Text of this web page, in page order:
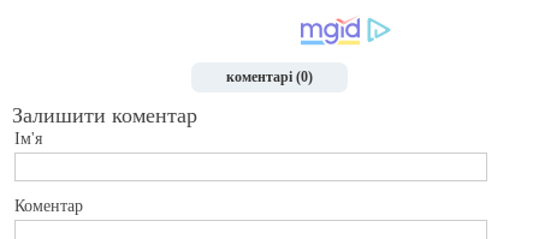
коментарі (0)
Залишити коментар
Ім'я
Коментар